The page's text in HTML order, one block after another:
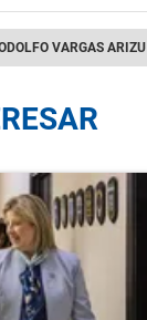
VARGAS ARIZU